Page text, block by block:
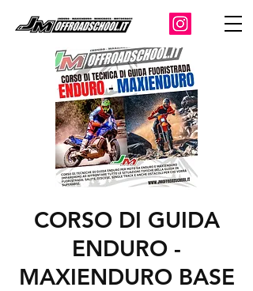
CORSO DI GUIDA
ENDURO -
MAXIENDURO BASE